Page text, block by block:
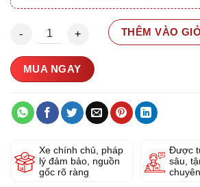
Honda Rebel 300 ABS 29A1-287.25 số
THÊM VÀO GIỎ
MUA NGAY
Xe chính chủ, pháp
lý đảm bảo, nguồn
gốc rõ ràng
Được
sâu,